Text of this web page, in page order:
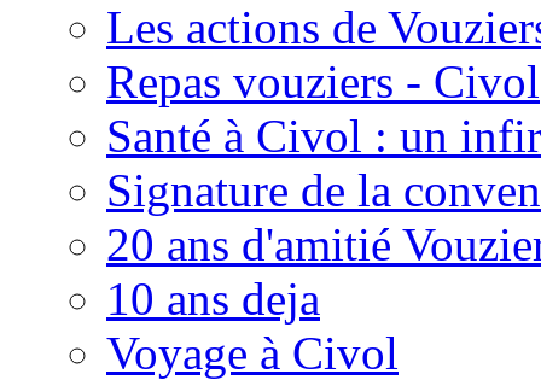
Les actions de
Repas vouziers - Civol
Santé à Civol : un
Signature de la
20 ans d'amitié
10 ans deja
Voyage à Civol